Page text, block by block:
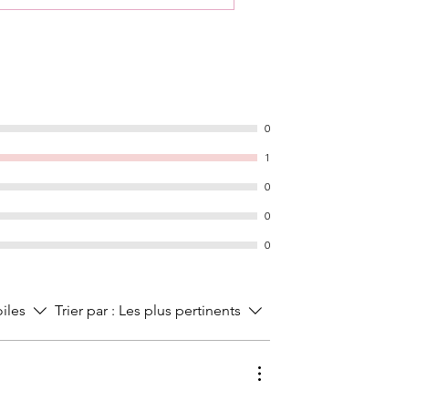
0
1
0
0
0
Trier par : Les plus pertinents